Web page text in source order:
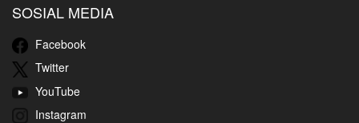
SOSIAL MEDIA
Facebook
Twitter
YouTube
Instagram